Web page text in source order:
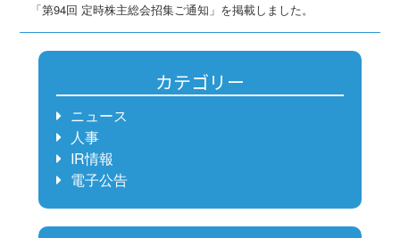
「第94回 定時株主総会招集ご通知」を掲載しました。
カテゴリー
ニュース
人事
IR情報
電子公告